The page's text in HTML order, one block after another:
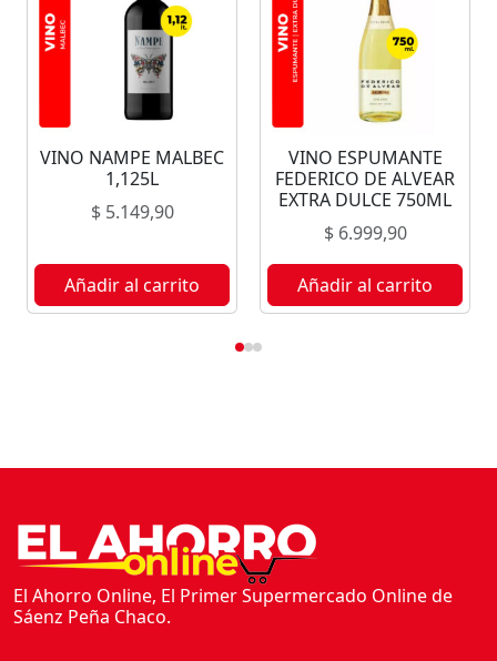
VINO NAMPE MALBEC
1,125L
$5.149,90
Añadir al carrito
VINO ESPUMANTE
FEDERICO DE ALVEAR
EXTRA DULCE 750ML
$6.999,90
Añadir al carrito
El Ahorro Online, El Primer Supermercado Online de
Sáenz Peña Chaco.